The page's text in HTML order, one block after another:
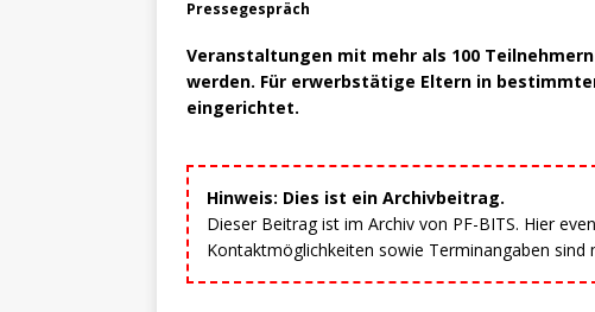
Pressegespräch
Veranstaltungen mit mehr als 100
werden. Für erwerbstätige Eltern in
eingerichtet.
Hinweis: Dies ist ein Archivbeitrag.
Dieser Beitrag ist im Archiv von PF-BITS. Hier
Kontaktmöglichkeiten sowie Terminangaben sind